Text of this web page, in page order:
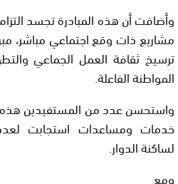
وأضافت أن هذه المبادرة تجسد
مشاريع ذات وقع اجتماعي مباشر،
ترسيخ ثقافة العمل الجماعي
المواطنة الفاعلة.
واستحسن عدد من المستفيدين هذه
خدمات ومساعدات استجابت
لساكنة الدوار.
ومع